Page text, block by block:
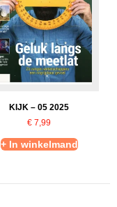
KIJK – 05 2025
€ 7,99
+ In winkelmand